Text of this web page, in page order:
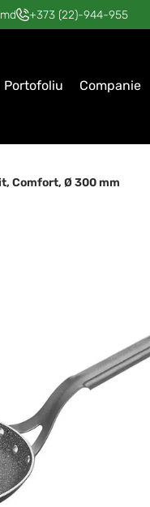
+373 (22)-944-955
Portofoliu Companie
Comfort, Ø 300 mm